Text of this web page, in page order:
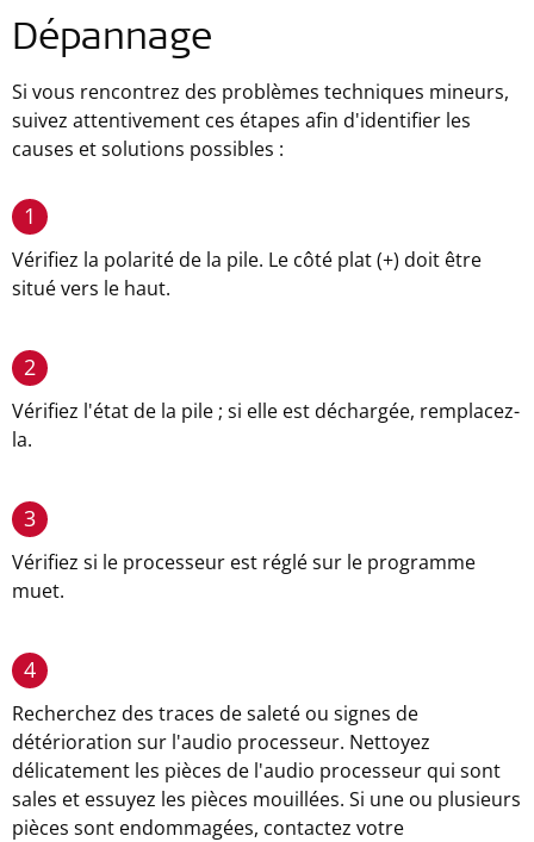
Dépannage
Si vous rencontrez des problèmes techniques mineurs,
suivez attentivement ces étapes afin d'identifier les
causes et solutions possibles :
1
Vérifiez la polarité de la pile. Le côté plat (+) doit être
situé vers le haut.
2
Vérifiez l'état de la pile ; si elle est déchargée, remplacez-
la.
3
Vérifiez si le processeur est réglé sur le programme
muet.
4
Recherchez des traces de saleté ou signes de
détérioration sur l'audio processeur. Nettoyez
délicatement les pièces de l'audio processeur qui sont
sales et essuyez les pièces mouillées. Si une ou plusieurs
pièces sont endommagées, contactez votre